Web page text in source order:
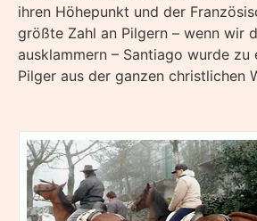
ihren Höhepunkt und der
größte Zahl an Pilgern – wenn wir
ausklammern – Santiago wurde zu
Pilger aus der ganzen christlichen